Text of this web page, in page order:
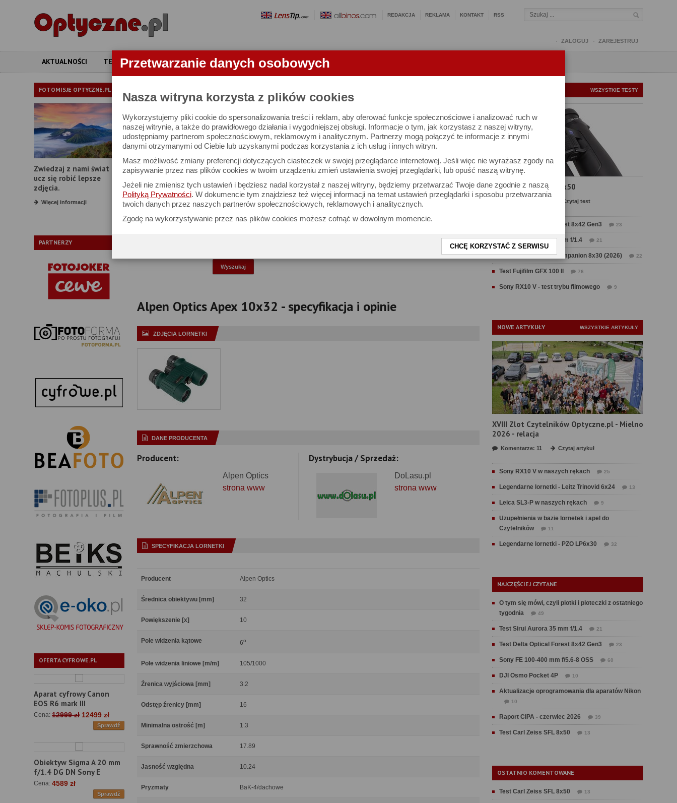
Przetwarzanie danych osobowych
Nasza witryna korzysta z plików cookies
Wykorzystujemy pliki cookie do spersonalizowania treści i reklam, aby oferować funkcje społecznościowe i analizować ruch w
naszej witrynie, a także do prawidłowego działania i wygodniejszej obsługi. Informacje o tym, jak korzystasz z naszej witryny,
udostępniamy partnerom społecznościowym, reklamowym i analitycznym. Partnerzy mogą połączyć te informacje z innymi
danymi otrzymanymi od Ciebie lub uzyskanymi podczas korzystania z ich usług i innych witryn.
Masz możliwość zmiany preferencji dotyczących ciasteczek w swojej przeglądarce internetowej. Jeśli więc nie wyrażasz zgody na
zapisywanie przez nas plików cookies w twoim urządzeniu zmień ustawienia swojej przeglądarki, lub opuść naszą witrynę.
Jeżeli nie zmienisz tych ustawień i będziesz nadal korzystał z naszej witryny, będziemy przetwarzać Twoje dane zgodnie z naszą
Polityką Prywatności. W dokumencie tym znajdziesz też więcej informacji na temat ustawień przeglądarki i sposobu przetwarzania
twoich danych przez naszych partnerów społecznościowych, reklamowych i analitycznych.
Zgodę na wykorzystywanie przez nas plików cookies możesz cofnąć w dowolnym momencie.
CHCĘ KORZYSTAĆ Z SERWISU
REDAKCJA REKLAMA KONTAKT RSS
ZALOGUJ ZAREJESTRUJ
AKTUALNOŚCI TESTY ARTYKUŁY APARATY OBIEKTYWY LORNETKI
FOTOMISJE OPTYCZNE.PL
Zwiedzaj z nami świat i
ucz się robić lepsze
zdjęcia.
Więcej informacji
PARTNERZY
OFERTA CYFROWE.PL
Aparat cyfrowy Canon
EOS R6 mark III
Cena: 12999 zł 12499 zł
Sprawdź
Obiektyw Sigma A 20 mm
f/1.4 DG DN Sony E
Cena: 4589 zł
Sprawdź
LORNETKI
W bazie znajduje się 3021 lornetek i 1581 ocen.
Możesz też zrobić
własne porównanie lornetek
Porównaj lornetki
Proszę podać interesujące Cię parametry
Producent:
Model:
Średnica obiektywu:
Alpen Optics Apex 10x32 - specyfikacja i opinie
ZDJĘCIA LORNETKI
DANE PRODUCENTA
Producent:
Alpen Optics
strona www
Dystrybucja / Sprzedaż:
DoLasu.pl
strona www
SPECYFIKACJA LORNETKI
Producent Alpen Optics
Średnica obiektywu [mm] 32
Powiększenie [x] 10
Pole widzenia kątowe 6o
Pole widzenia liniowe [m/m] 105/1000
Źrenica wyjściowa [mm] 3.2
Odstęp źrenicy [mm] 16
Minimalna ostrość [m] 1.3
Sprawność zmierzchowa 17.89
Jasność względna 10.24
Pryzmaty BaK-4/dachowe
WSZYSTKIE TESTY
Test Carl Zeiss SFL 8x50
Czytaj test
Test Delta Optical Forest 8x42 Gen3 23
Test Sirui Aurora 35 mm f/1.4 21
Test Swarovski CL Companion 8x30 (2026) 22
Test Fujifilm GFX 100 II 76
Sony RX10 V - test trybu filmowego 9
NOWE ARTYKUŁY WSZYSTKIE ARTYKUŁY
XVIII Zlot Czytelników Optyczne.pl - Mielno
2026 - relacja
Komentarze: 11 Czytaj artykuł
Sony RX10 V w naszych rękach 25
Legendarne lornetki - Leitz Trinovid 6x24 13
Leica SL3-P w naszych rękach 9
Uzupełnienia w bazie lornetek i apel do
Czytelników
11
Legendarne lornetki - PZO LP6x30 32
NAJCZĘŚCIEJ CZYTANE
O tym się mówi, czyli plotki i ploteczki z ostatniego
tygodnia
49
Test Sirui Aurora 35 mm f/1.4 21
Test Delta Optical Forest 8x42 Gen3 23
Sony FE 100-400 mm f/5.6-8 OSS 60
DJI Osmo Pocket 4P 10
Aktualizacje oprogramowania dla aparatów Nikon
10
Raport CIPA - czerwiec 2026 39
Test Carl Zeiss SFL 8x50 13
OSTATNIO KOMENTOWANE
Test Carl Zeiss SFL 8x50 13